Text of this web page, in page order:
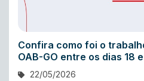
Confira como foi o
OAB-GO entre os dias 18
22/05/2026